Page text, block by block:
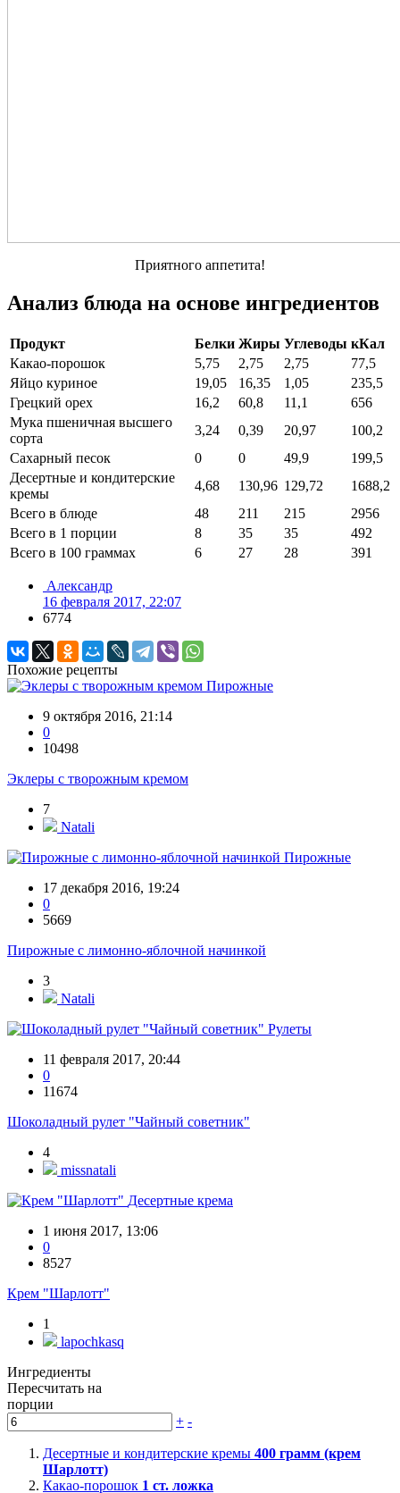
Приятного аппетита!
Анализ блюда на основе ингредиентов
Продукт Белки Жиры Углеводы кКал
Какао-порошок
5,75 2,75 2,75
77,5
Яйцо куриное
19,05 16,35 1,05
235,5
Грецкий орех
16,2 60,8 11,1
656
Мука пшеничная высшего
сорта
3,24 0,39 20,97
100,2
Сахарный песок
0 0 49,9
199,5
Десертные и кондитерские
кремы
4,68 130,96 129,72
1688,2
Всего в блюде
48 211 215
2956
Всего в 1 порции
8 35 35
492
Всего в 100 граммах
6 27 28 391
Александр
16 февраля 2017, 22:07
6774
Похожие рецепты
Пирожные
9 октября 2016, 21:14
0
10498
Эклеры с творожным кремом
7
Natali
Пирожные
17 декабря 2016, 19:24
0
5669
Пирожные с лимонно-яблочной начинкой
3
Natali
Рулеты
11 февраля 2017, 20:44
0
11674
Шоколадный рулет "Чайный советник"
4
missnatali
Десертные крема
1 июня 2017, 13:06
0
8527
Крем "Шарлотт"
1
lapochkasq
Ингредиенты
Пересчитать на
порции
+ -
Десертные и кондитерские кремы 400 грамм (крем
Шарлотт)
Какао-порошок 1 ст. ложка